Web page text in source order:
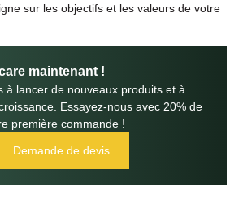
sur les objectifs et les valeurs de votre
maintenant !
à lancer de nouveaux produits et à
Essayez-nous avec 20% de
première commande !
Demande de devis